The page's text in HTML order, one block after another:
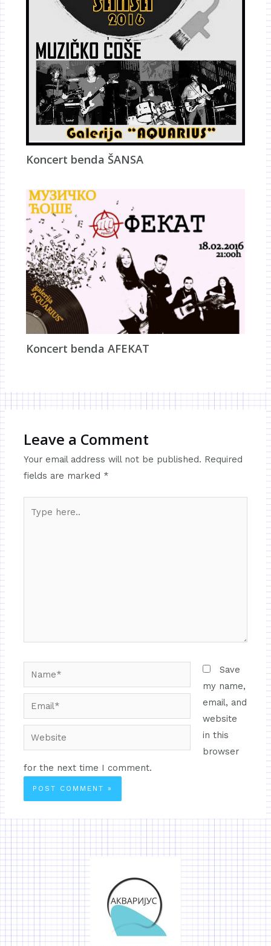
Koncert benda ŠANSA
Koncert benda AFEKAT
Leave a Comment
Your email address will not be published. Required
fields are marked *
Save
my name,
email, and
website
in this
browser
for the next time I comment.